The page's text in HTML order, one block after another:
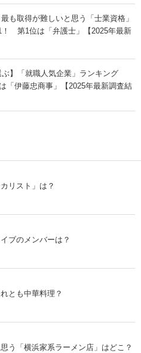
最も取得が難しいと思う「士業資格」
！ 第1位は「弁護士」【2025年最新
ぶ】「就職人気企業」ランキング
「伊藤忠商事」【2025年最新調査結
リスト」は？
ブのメンバーは？
とも中華料理？
う「横浜家系ラーメン店」はどこ？